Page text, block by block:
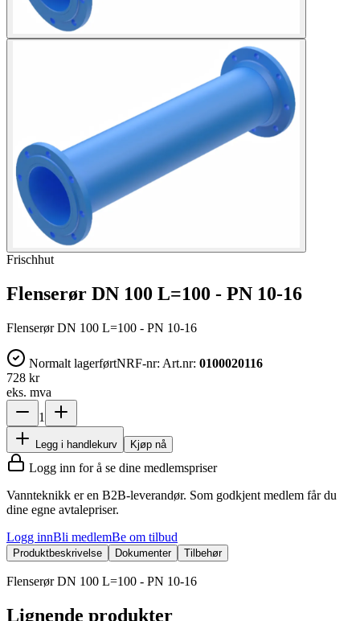
Frischhut
Flenserør DN 100 L=100 - PN 10-16
Flenserør DN 100 L=100 - PN 10-16
Normalt lagerførtNRF-nr: Art.nr: 0100020116
728 kr
eks. mva
1
Legg i handlekurv Kjøp nå
Logg inn for å se dine medlemspriser
Vannteknikk er en B2B-leverandør. Som godkjent medlem får du
dine egne avtalepriser.
Logg innBli medlemBe om tilbud
Produktbeskrivelse Dokumenter Tilbehør
Flenserør DN 100 L=100 - PN 10-16
Lignende produkter